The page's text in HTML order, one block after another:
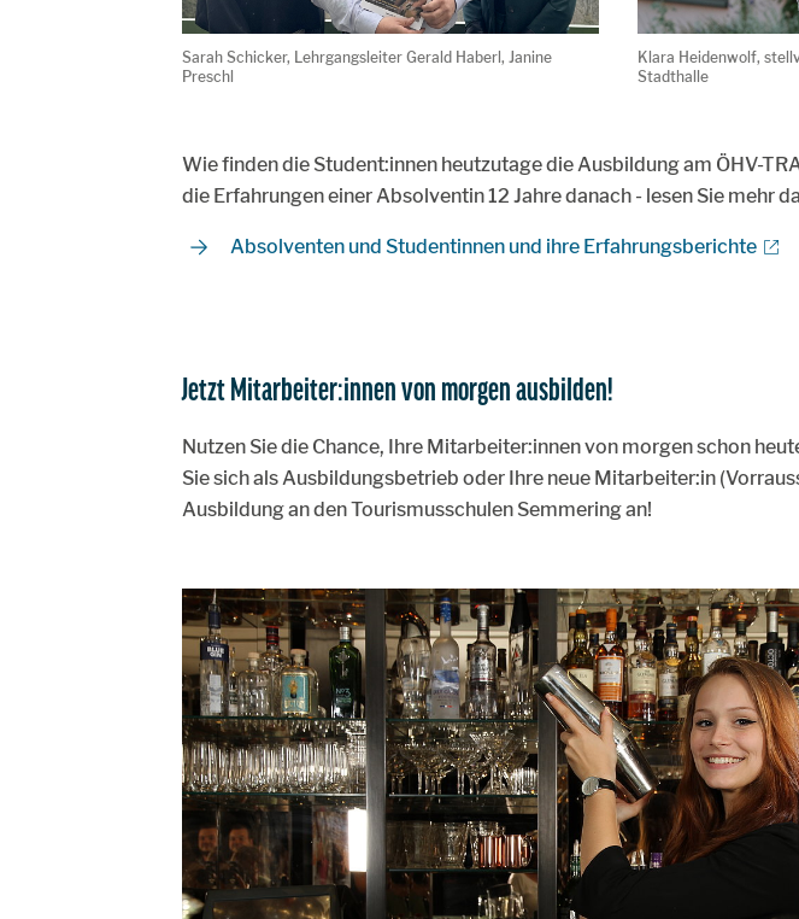
Sarah Schicker, Lehrgangsleiter Gerald Haberl, Janine
Preschl
Klara Heidenwolf,
Stadthalle
Wie finden die Student:innen heutzutage die Ausbildung am ÖHV-
die Erfahrungen einer Absolventin 12 Jahre danach - lesen Sie mehr
Absolventen und Studentinnen und ihre Erfahrungsberichte
Jetzt Mitarbeiter:innen von morgen ausbilden!
Nutzen Sie die Chance, Ihre Mitarbeiter:innen von morgen schon
Sie sich als Ausbildungsbetrieb oder Ihre neue Mitarbeiter:in
Ausbildung an den Tourismusschulen Semmering an!